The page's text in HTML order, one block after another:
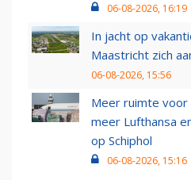
06-08-2026, 16:19
In jacht op
Maastricht zich
06-08-2026, 15:56
Meer ruimte
meer Lufthansa
op Schiphol
06-08-2026, 15:16